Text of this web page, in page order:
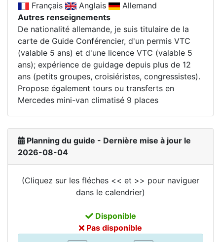
Français
Anglais
Allemand
Autres renseignements
De nationalité allemande, je suis titulaire de la
carte de Guide Conférencier, d'un permis VTC
(valable 5 ans) et d'une licence VTC (valable 5
ans); expérience de guidage depuis plus de 12
ans (petits groupes, croisiéristes, congressistes).
Propose également tours ou transferts en
Mercedes mini-van climatisé 9 places
Planning du guide - Dernière mise à jour le
2026-08-04
(Cliquez sur les fléches << et >> pour naviguer
dans le calendrier)
Disponible
Pas disponible